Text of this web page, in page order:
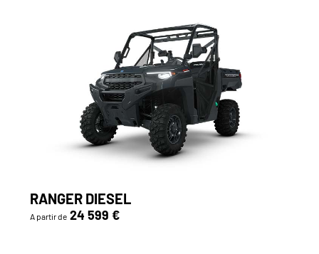
RANGER DIESEL
A partir de 24 599 €